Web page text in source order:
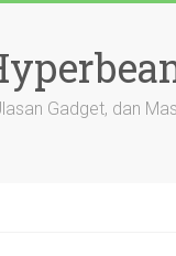
Gadget, dan